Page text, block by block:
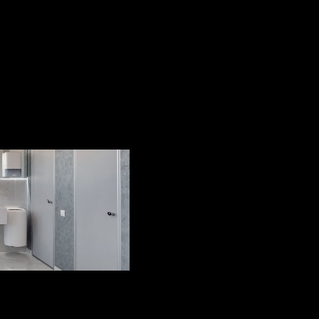
Moldova al unor companii de valoare, cu